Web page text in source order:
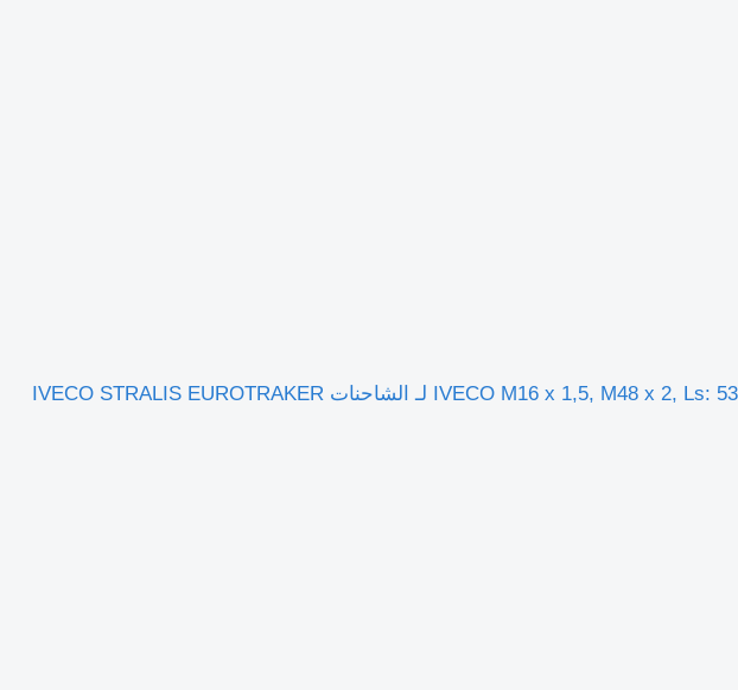
بطاريات المراكم القابلة لتخزين الطاقة IVECO M16 x 1,5, M48 x 2, Ls: 53 mm 41285153 لـ الشاحنات IVECO STRALIS EUROTRAKER